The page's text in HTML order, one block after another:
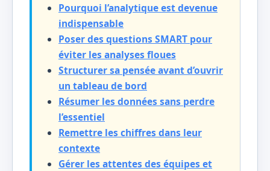
Pourquoi l’analytique est devenue
indispensable
Poser des questions SMART pour
éviter les analyses floues
Structurer sa pensée avant d’ouvrir
un tableau de bord
Résumer les données sans perdre
l’essentiel
Remettre les chiffres dans leur
contexte
Gérer les attentes des équipes et